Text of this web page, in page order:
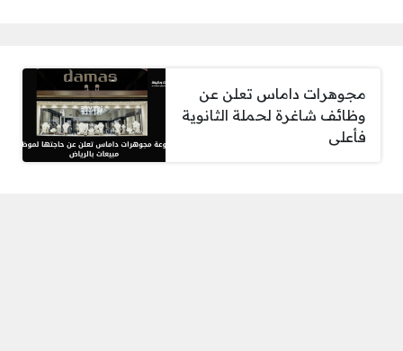
مجوهرات داماس تعلن عن
وظائف شاغرة لحملة الثانوية
فأعلى